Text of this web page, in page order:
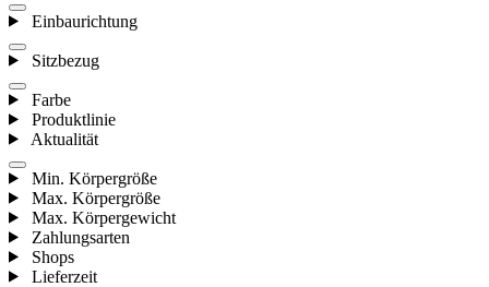
Einbaurichtung
Sitzbezug
Farbe
Produktlinie
Aktualität
Min. Körpergröße
Max. Körpergröße
Max. Körpergewicht
Zahlungsarten
Shops
Lieferzeit